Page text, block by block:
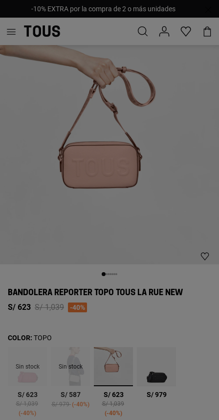
-10% EXTRA por la compra de 2 o más unidades
BANDOLERA REPORTER TOPO TOUS LA RUE NEW
S/ 623 Price reduced from
S/ 1,039to-40%
Sin stock
S/ 623
Price reduced from
S/ 1,039to
-40%
Sin stock
S/ 587
Price reduced from
S/ 979to-40%
seleccionado
S/ 623
Price reduced from
S/ 1,039to
-40%
S/ 979
COLOR: TOPO